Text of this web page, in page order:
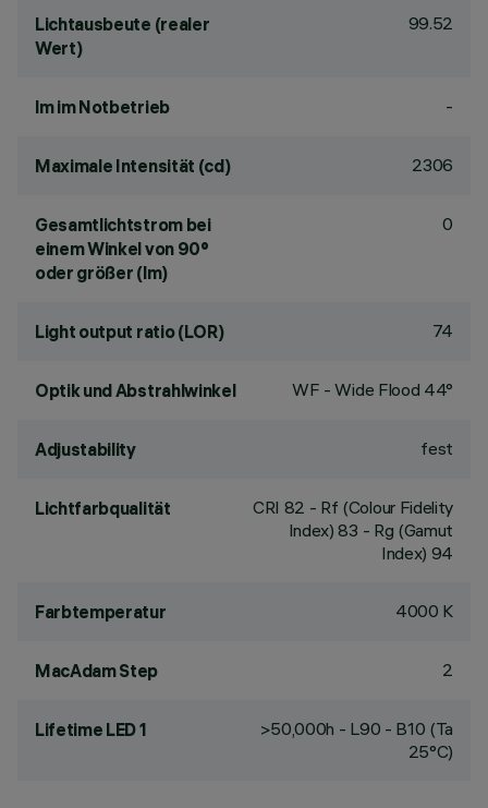
Lichtausbeute (realer
Wert)
99.52
lm im Notbetrieb -
Maximale Intensität (cd) 2306
Gesamtlichtstrom bei
einem Winkel von 90°
oder größer (lm)
0
Light output ratio (LOR) 74
Optik und Abstrahlwinkel WF - Wide Flood 44°
Adjustability fest
Lichtfarbqualität CRI 82 - Rf (Colour Fidelity
Index) 83 - Rg (Gamut
Index) 94
Farbtemperatur 4000 K
MacAdam Step 2
Lifetime LED 1
>50,000h - L90 - B10 (Ta
25°C)